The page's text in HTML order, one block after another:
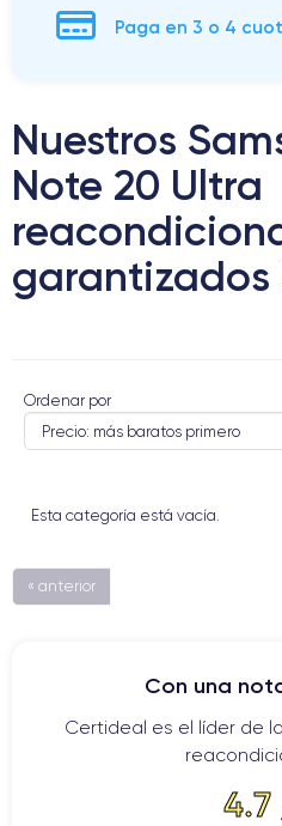
Paga en 3 o 4
Nuestros
Note 20 Ultra
garantizados
Ordenar por
Esta categoría está vacía.
« anterior
Con una
Certideal es el líder de
4.7